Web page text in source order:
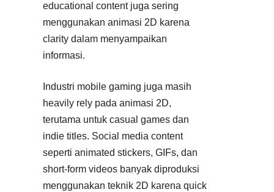
educational content juga sering
menggunakan animasi 2D karena
clarity dalam menyampaikan
informasi.
Industri mobile gaming juga masih
heavily rely pada animasi 2D,
terutama untuk casual games dan
indie titles. Social media content
seperti animated stickers, GIFs, dan
short-form videos banyak diproduksi
menggunakan teknik 2D karena quick